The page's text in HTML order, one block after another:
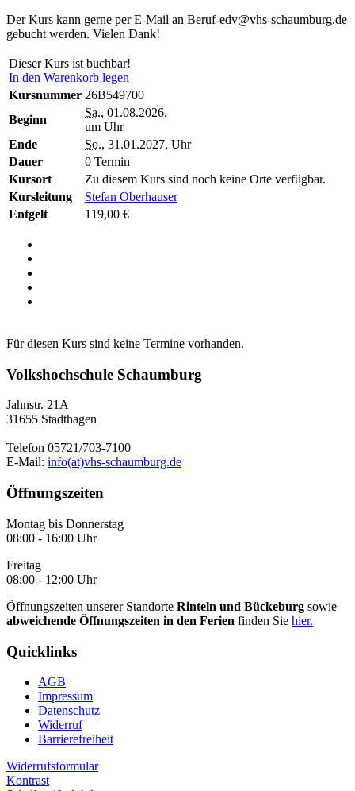
Der Kurs kann gerne per E-Mail an Beruf-edv@vhs-schaumburg.de
gebucht werden. Vielen Dank!
Dieser Kurs ist buchbar!
In den Warenkorb legen
Kursnummer 26B549700
Beginn
Sa., 01.08.2026,
um Uhr
Ende
So., 31.01.2027, Uhr
Dauer
0 Termin
Kursort
Zu diesem Kurs sind noch keine Orte verfügbar.
Kursleitung
Stefan Oberhauser
Entgelt
119,00 €
Für diesen Kurs sind keine Termine vorhanden.
Volkshochschule Schaumburg
Jahnstr. 21A
31655 Stadthagen
Telefon 05721/703-7100
E-Mail: info(at)vhs-schaumburg.de
Öffnungszeiten
Montag bis Donnerstag
08:00 - 16:00 Uhr
Freitag
08:00 - 12:00 Uhr
Öffnungszeiten unserer Standorte Rinteln und Bückeburg sowie
abweichende Öffnungszeiten in den Ferien finden Sie hier.
Quicklinks
AGB
Impressum
Datenschutz
Widerruf
Barrierefreiheit
Widerrufsformular
Kontrast